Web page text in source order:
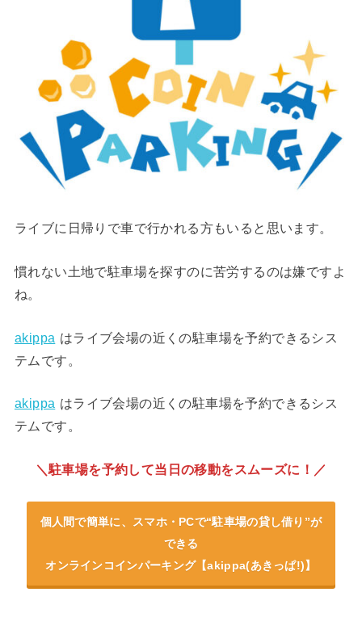
ライブに日帰りで車で行かれる方もいると思います。
慣れない土地で駐車場を探すのに苦労するのは嫌ですよ
ね。
akippa はライブ会場の近くの駐車場を予約できるシス
テムです。
akippa はライブ会場の近くの駐車場を予約できるシス
テムです。
＼駐車場を予約して当日の移動をスムーズに！／
個人間で簡単に、スマホ・PCで“駐車場の貸し借り”が
できる
オンラインコインパーキング【akippa(あきっぱ!)】